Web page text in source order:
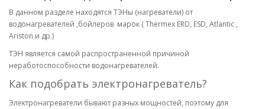
В данном разделе находятся ТЭНы (нагреватели) от
водонагревателей ,бойлеров марок (Thermex ERD, ESD, Atlantic ,
Ariston и др.)
ТЭН является самой распространенной причиной
неработоспособности водонагревателей.
Как подобрать электронагреватель?
Электронагреватели бывают разных мощностей, поэтому для